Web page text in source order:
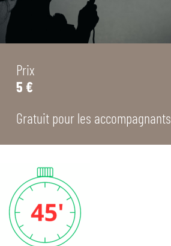
Prix
5 €
Gratuit pour les accompagnants